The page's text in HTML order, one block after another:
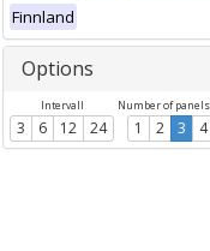
Finnland
Options
Intervall
3 6 12 24
Number of
1 2 3 4